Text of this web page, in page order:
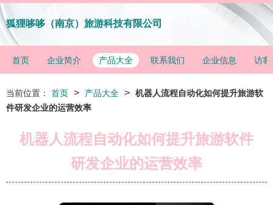
狐狸哆哆（南京）旅游科技有限公司
首页 企业简介 产品大全 联系我们 企业信息 访客
当前位置： 首页 > 产品大全 > 机器人流程自动化如何提升旅游软
件研发企业的运营效率
机器人流程自动化如何提升旅游软件
研发企业的运营效率